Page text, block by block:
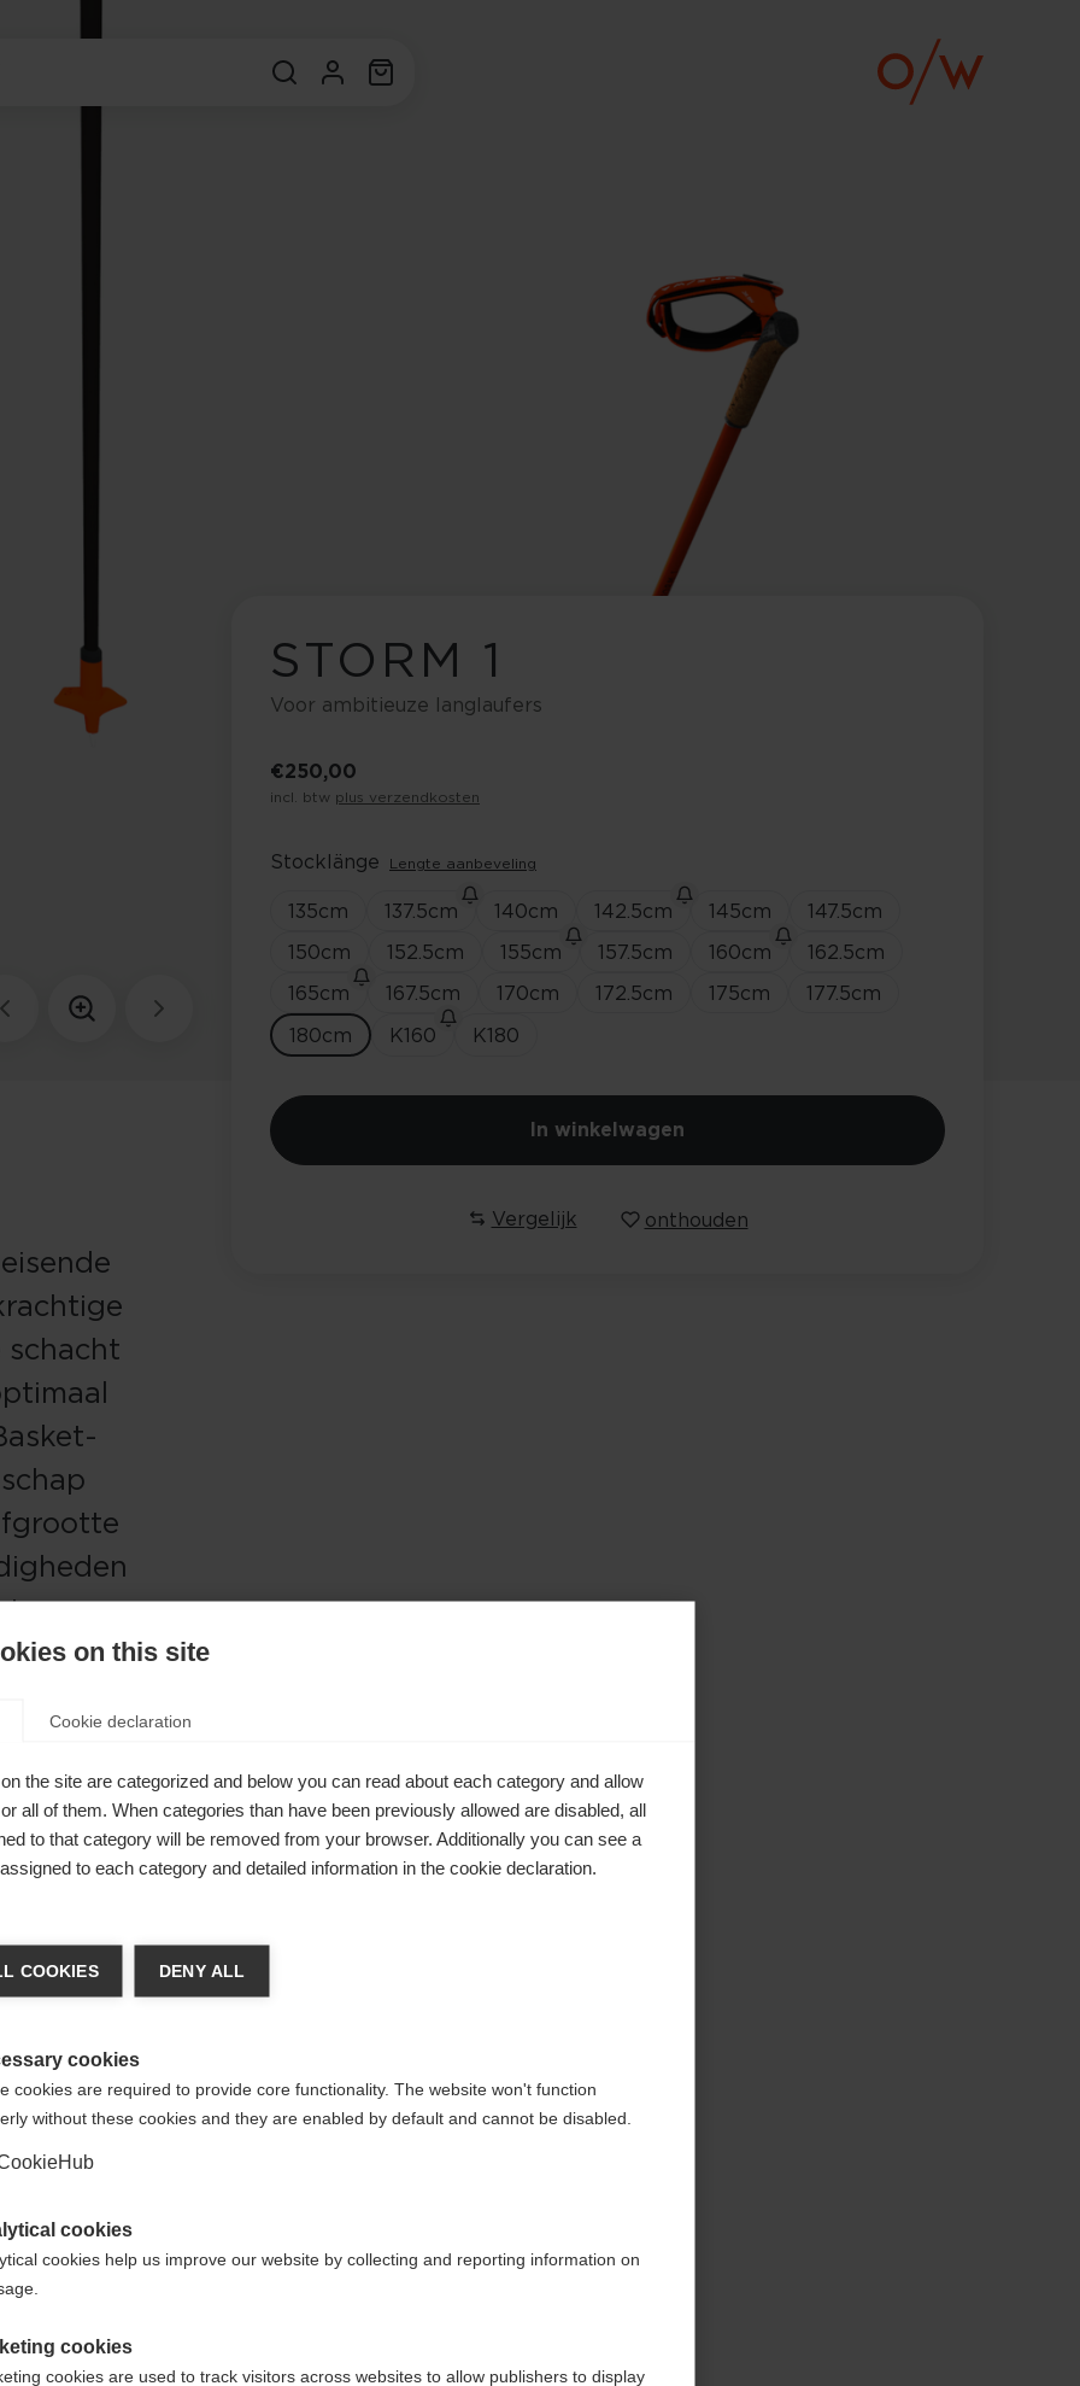
STORM 1
Voor ambitieuze langlaufers
€ 250,00
incl. btw plus verzendkosten
Stocklänge Lengte aanbeveling
135cm 137.5cm 140cm 142.5cm 145cm 147.5cm
150cm 152.5cm 155cm 157.5cm 160cm 162.5cm
165cm 167.5cm 170cm 172.5cm 175cm 177.5cm
180cm K160 K180
In winkelwagen
Vergelijk onthouden
Verenigde staten (Engels)
Ja, ik wil graag worden doorgestuurd
on this site
Cookie declaration
the site are categorized and below you can read about each category and allow
all of them. When categories than have been previously allowed are disabled, all
to that category will be removed from your browser. Additionally you can see a
to each category and detailed information in the cookie declaration.
COOKIES DENY ALL
cookies
cookies are required to provide core functionality. The website won't function
without these cookies and they are enabled by default and cannot be disabled.
cookies
cookies help us improve our website by collecting and reporting information on
cookies
cookies are used to track visitors across websites to allow publishers to display